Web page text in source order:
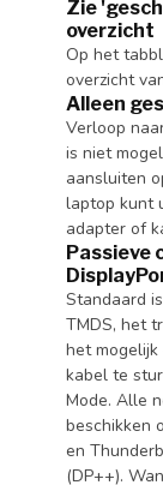
Zie
overzicht
Op het
overzicht
Alleen
Verloop
is niet
aansluiten
laptop kunt
adapter of
Passieve
Standaard
TMDS, het
het mogelijk
kabel te
Mode. Alle
beschikken
en
(DP++).